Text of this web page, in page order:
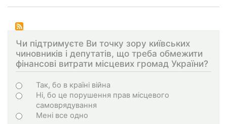
Чи підтримуєте Ви точку зору київських
чиновників і депутатів, що треба обмежити
фінансові витрати місцевих громад України?
Choices
Так, бо в країні війна
Ні, бо це порушення прав місцевого
самоврядування
Мені все одно